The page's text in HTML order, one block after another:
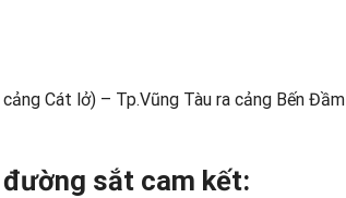
Cát lở) – Tp.Vũng Tàu ra cảng Bến Đầm
đường sắt cam kết: